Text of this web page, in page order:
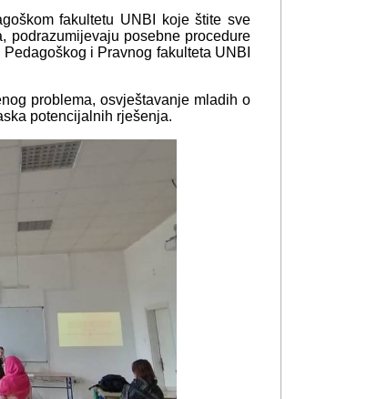
fakultetu UNBI koje štite sve
podrazumijevaju posebne procedure
i Pravnog fakulteta UNBI
problema, osvještavanje mladih o
potencijalnih rješenja.